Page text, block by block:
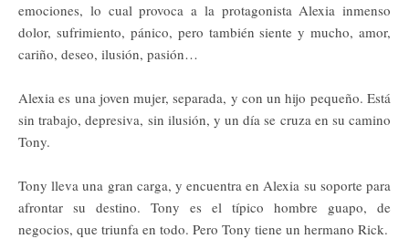
emociones, lo cual provoca a la protagonista Alexia inmenso
dolor, sufrimiento, pánico, pero también siente y mucho, amor,
cariño, deseo, ilusión, pasión…
Alexia es una joven mujer, separada, y con un hijo pequeño. Está
sin trabajo, depresiva, sin ilusión, y un día se cruza en su camino
Tony.
Tony lleva una gran carga, y encuentra en Alexia su soporte para
afrontar su destino. Tony es el típico hombre guapo, de
negocios, que triunfa en todo. Pero Tony tiene un hermano Rick.